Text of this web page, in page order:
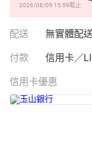
2026/08/09 15:59截止
配送 無實體配送
付款 信用卡／
信用卡優惠